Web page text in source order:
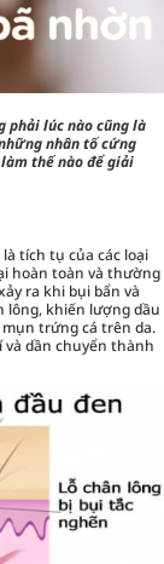
phải lúc nào cũng là
nhân tố cứng
thế nào để giải
tích tụ của các loại
hoàn toàn và thường
ra khi bụi bẩn và
lông, khiến lượng dầu
trứng cá trên da.
dần chuyển thành